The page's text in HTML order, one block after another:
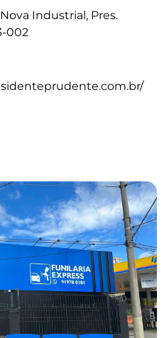
Industrial, Pres.
002